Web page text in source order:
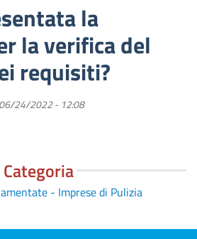
la
la verifica del
requisiti?
06/24/2022 - 12:08
Categoria
- Imprese di Pulizia